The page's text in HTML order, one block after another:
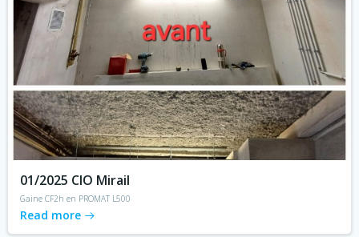
01/2025 CIO Mirail
Gaine CF2h en PROMAT L500
Read more